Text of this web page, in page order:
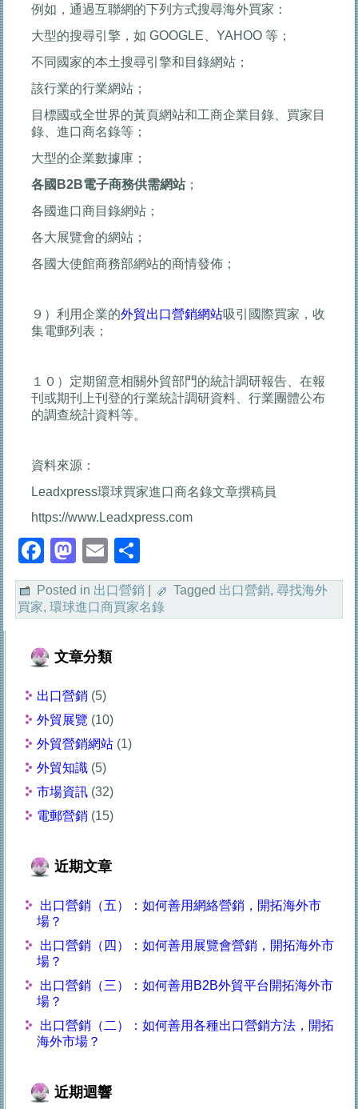
例如，通過互聯網的下列方式搜尋海外買家：
大型的搜尋引擎，如 GOOGLE、YAHOO 等；
不同國家的本土搜尋引擎和目錄網站；
該行業的行業網站；
目標國或全世界的黃頁網站和工商企業目錄、買家目
錄、進口商名錄等；
大型的企業數據庫；
各國 B2B電子商務供需網站；
各國進口商目錄網站；
各大展覽會的網站；
各國大使館商務部網站的商情發佈；
９）利用企業的外貿出口營銷網站吸引國際買家，收
集電郵列表；
１０）定期留意相關外貿部門的統計調研報告、在報
刊或期刊上刊登的行業統計調研資料、行業團體公布
的調查統計資料等。
資料來源：
Leadxpress環球買家進口商名錄文章撰稿員
https://www.Leadxpress.com
Facebook
Mastodon
Email
享
Posted in 出口營銷 Tagged 出口營銷,尋找海外
買家,環球進口商買家名錄
文章分類
出口營銷 (5)
外貿展覽 (10)
外貿營銷網站 (1)
外貿知識 (5)
市場資訊 (32)
電郵營銷 (15)
近期文章
出口營銷（五）：如何善用網絡營銷，開拓海外市
場？
出口營銷（四）：如何善用展覽會營銷，開拓海外市
場？
出口營銷（三）：如何善用B2B外貿平台開拓海外市
場？
出口營銷（二）：如何善用各種出口營銷方法，開拓
海外市場？
近期迴響